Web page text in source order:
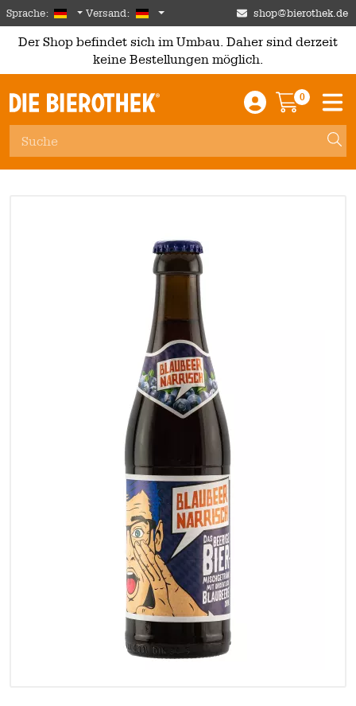
Skip to main content
Sprache: German
Versand: Deutschland shop@bierothek.de
Der Shop befindet sich im Umbau. Daher sind derzeit
keine Bestellungen möglich.
Einloggen /
0